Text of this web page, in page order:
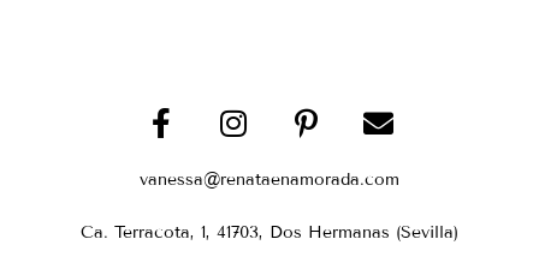
vanessa@renataenamorada.com
Ca. Terracota, 1, 41703, Dos Hermanas (Sevilla)